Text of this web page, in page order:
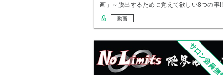
画」～脱出するために覚えて欲しい8つの事!!
～ こ…
動画